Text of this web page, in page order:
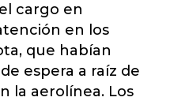
cargo en
en los
que habían
espera a raíz de
la aerolínea. Los